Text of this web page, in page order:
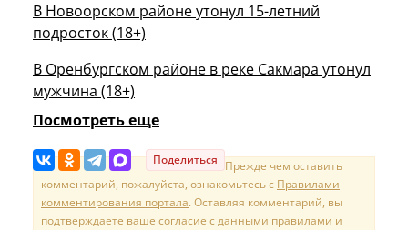
В Новоорском районе утонул 15-летний
подросток (18+)
В Оренбургском районе в реке Сакмара утонул
мужчина (18+)
Посмотреть еще
Поделиться Прежде чем оставить
комментарий, пожалуйста, ознакомьтесь с Правилами
комментирования портала. Оставляя комментарий, вы
подтверждаете ваше согласие с данными правилами и